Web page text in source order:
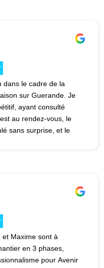
dans le cadre de la
sur Guerande. Je
ayant consulté
au rendez-vous, le
sans surprise, et le
Maxime sont à
en 3 phases,
pour Avenir